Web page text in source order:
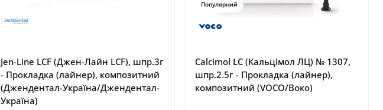
Jen-Line LCF (Джен-Лайн LCF), шпр.3г
- Прокладка (лайнер), композитний
(Джендентал-Україна/Джендентал-
Україна)
Популярний
Calcimol LC (Кальцімол ЛЦ) № 1307,
шпр.2.5г - Прокладка (лайнер),
композитний (VOCO/Воко)